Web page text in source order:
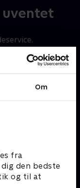
Om
fra
den bedste
og til at
uventet